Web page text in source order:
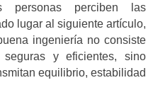
personas perciben las
lugar al siguiente artículo,
ingeniería no consiste
y eficientes, sino
equilibrio, estabilidad